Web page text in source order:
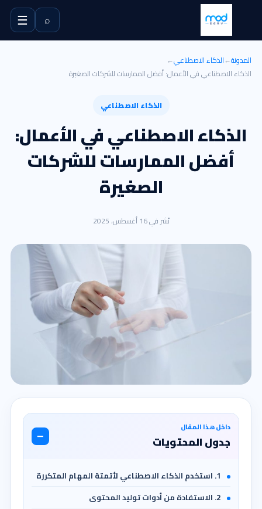
⌕
☰
المدونة←الذكاء الاصطناعي←
الذكاء الاصطناعي في الأعمال: أفضل الممارسات للشركات الصغيرة
الذكاء الاصطناعي
الذكاء الاصطناعي في الأعمال:
أفضل الممارسات للشركات
الصغيرة
نُشر في 16 أغسطس، 2025
داخل هذا المقال
جدول المحتويات −
1. استخدم الذكاء الاصطناعي لأتمتة المهام المتكررة
2. الاستفادة من أدوات توليد المحتوى